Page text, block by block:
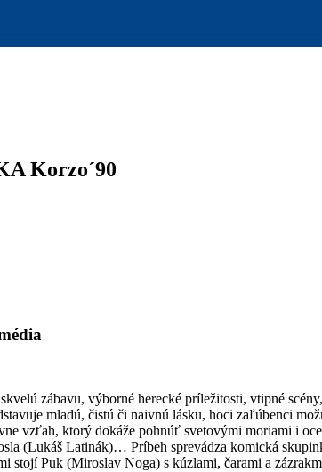
Korzo´90
zábavu, výborné herecké príležitosti, vtipné
mladú, čistú či naivnú lásku, hoci zaľúbenci
vzťah, ktorý dokáže pohnúť svetovými moriami i
(Lukáš Latinák)… Príbeh sprevádza komická
stojí Puk (Miroslav Noga) s kúzlami, čarami a